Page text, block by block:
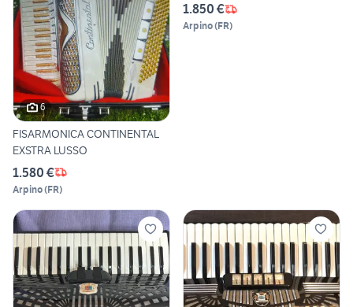
6
FISARMONICA CONTINENTAL
EXSTRA LUSSO
1.580 €
Arpino(FR)
1.850 €
Arpino(FR)